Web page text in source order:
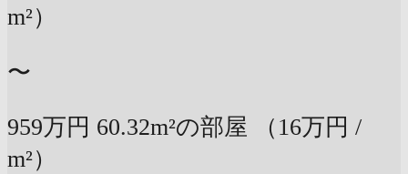
m²）
〜
959万円 60.32m²の部屋
（16万円 /
m²）